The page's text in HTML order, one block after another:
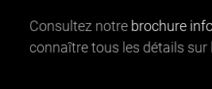
Consultez notre brochure
connaître tous les détails sur